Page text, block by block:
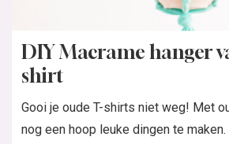
DIY Macrame hanger
shirt
Gooi je oude T-shirts niet weg! Met
nog een hoop leuke dingen te